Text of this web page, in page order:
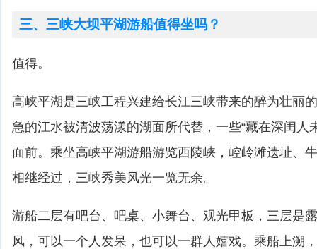
三、三峡大坝平湖游船值得坐吗？
值得。
高峡平湖是三峡工程兴建给长江三峡带来的醉为壮丽
急的江水被清波荡漾的湖面所代替，一些“藏在深闺人
面前。乘坐高峡平湖游船游览西陵峡，崆岭滩遗址、
相继经过，三峡秀美风光一览无余。
游船二层有吧台、吧桌、小舞台、观光甲板，三层是
风，可以一个人发呆，也可以一群人嬉戏。乘船上溯